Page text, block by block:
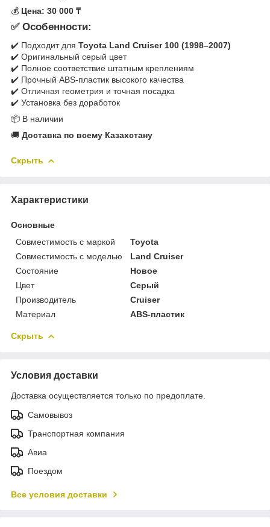
💰 Цена: 30 000 ₸
✅ Особенности:
✔️ Подходит для Toyota Land Cruiser 100 (1998–2007)
✔️ Оригинальный серый цвет
✔️ Полное соответствие штатным креплениям
✔️ Прочный ABS-пластик высокого качества
✔️ Отличная геометрия и точная посадка
✔️ Установка без доработок
📦 В наличии
🚚 Доставка по всему Казахстану
Скрыть
Характеристики
Основные
Совместимость с маркой
Toyota
Совместимость с моделью
Land Cruiser
Состояние
Новое
Цвет
Серый
Производитель
Cruiser
Материал
ABS-пластик
Скрыть
Условия доставки
Доставка осуществляется только по предоплате.
Самовывоз
Транспортная компания
Авиа
Поездом
Все условия доставки